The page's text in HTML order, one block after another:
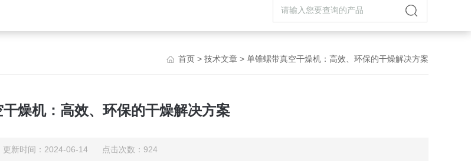
首页 > 技术文章 > 单锥螺带真空干燥机：高效、环保的干燥解决方案
燥机：高效、环保的干燥解决方案
更新时间：2024-06-14 点击次数：924